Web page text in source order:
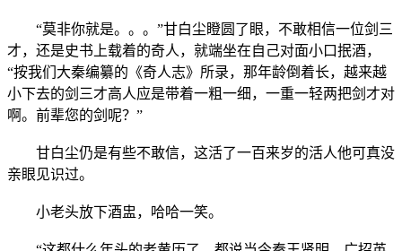
“莫非你就是。。。”甘白尘瞪圆了眼，不敢相信一位剑三
才，还是史书上载着的奇人，就端坐在自己对面小口抿酒，
“按我们大秦编纂的《奇人志》所录，那年龄倒着长，越来越
小下去的剑三才高人应是带着一粗一细，一重一轻两把剑才对
啊。前辈您的剑呢？”
甘白尘仍是有些不敢信，这活了一百来岁的活人他可真没
亲眼见识过。
小老头放下酒盅，哈哈一笑。